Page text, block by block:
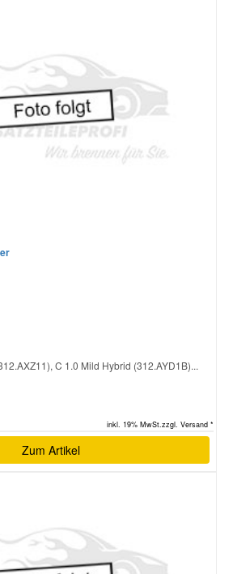
C 1.0 Mild Hybrid (312.AYD1B)...
inkl. 19% MwSt.zzgl. Versand *
Zum Artikel